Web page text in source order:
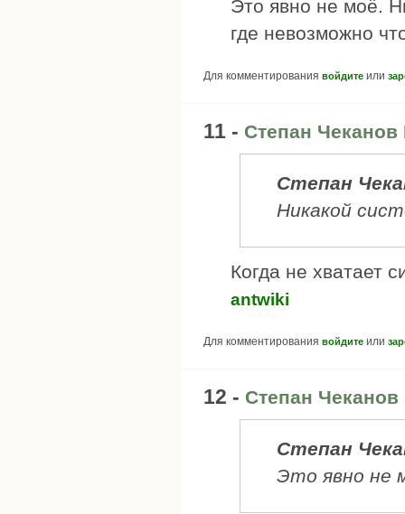
Это явно не моё.
где невозможно
Для комментирования войдите или
11 - Степан Чеканов
Степан
Никакой
Когда не хватает
antwiki
Для комментирования войдите или
12 - Степан
Степан
Это явно не